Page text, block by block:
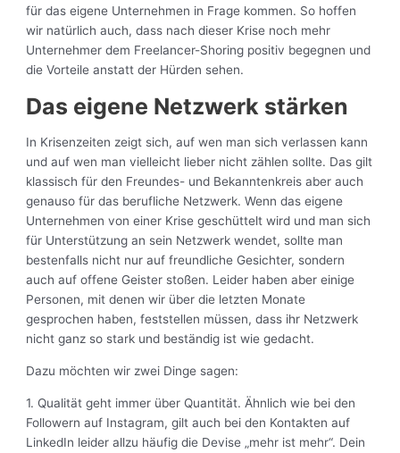
für das eigene Unternehmen in Frage kommen. So hoffen
wir natürlich auch, dass nach dieser Krise noch mehr
Unternehmer dem Freelancer-Shoring positiv begegnen und
die Vorteile anstatt der Hürden sehen.
Das eigene Netzwerk stärken
In Krisenzeiten zeigt sich, auf wen man sich verlassen kann
und auf wen man vielleicht lieber nicht zählen sollte. Das gilt
klassisch für den Freundes- und Bekanntenkreis aber auch
genauso für das berufliche Netzwerk. Wenn das eigene
Unternehmen von einer Krise geschüttelt wird und man sich
für Unterstützung an sein Netzwerk wendet, sollte man
bestenfalls nicht nur auf freundliche Gesichter, sondern
auch auf offene Geister stoßen. Leider haben aber einige
Personen, mit denen wir über die letzten Monate
gesprochen haben, feststellen müssen, dass ihr Netzwerk
nicht ganz so stark und beständig ist wie gedacht.
Dazu möchten wir zwei Dinge sagen:
1. Qualität geht immer über Quantität. Ähnlich wie bei den
Followern auf Instagram, gilt auch bei den Kontakten auf
LinkedIn leider allzu häufig die Devise „mehr ist mehr“. Dein